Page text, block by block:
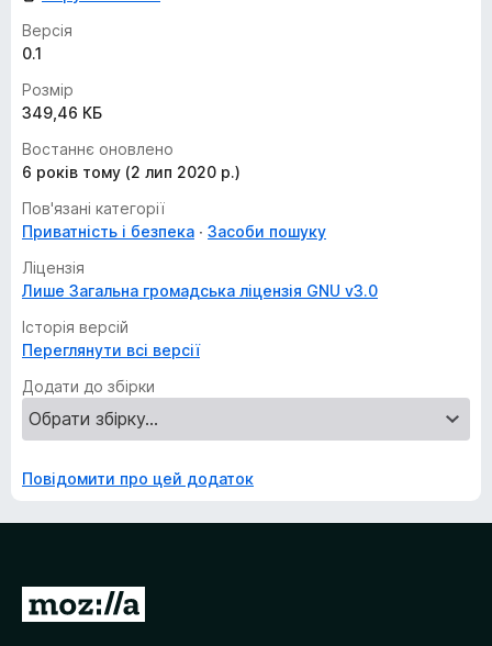
Версія
0.1
Розмір
349,46 КБ
Востаннє оновлено
6 років тому (2 лип 2020 р.)
Пов'язані категорії
Приватність і безпека
Засоби пошуку
Ліцензія
Лише Загальна громадська ліцензія GNU v3.0
Історія версій
Переглянути всі версії
Додати до збірки
Повідомити про цей додаток
П